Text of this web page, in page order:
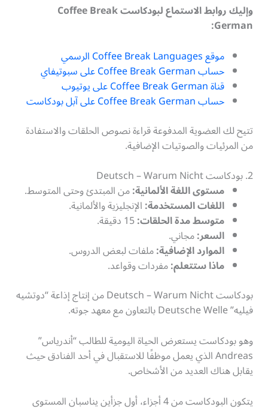
وإليك روابط الاستماع لبودكاست Coffee Break
German:
موقع Coffee Break Languages الرسمي
حساب Coffee Break German على سبوتيفاي
قناة Coffee Break German على يوتيوب
حساب Coffee Break German على آبل بودكاست
تتيح لك العضوية المدفوعة قراءة نصوص الحلقات والاستفادة
من المرئيات والصوتيات الإضافية.
2. بودكاست Deutsch – Warum Nicht
مستوى اللغة الألمانية:من المبتدئ وحتى المتوسط.
اللغات المستخدمة:الإنجليزية والألمانية.
متوسط مدة الحلقات:
السعر:مجاني.
الموارد الإضافية:ملفات لبعض الدروس.
ماذا ستتعلم:مفردات وقواعد.
بودكاست Deutsch – Warum Nicht من إنتاج إذاعة “دوتشيه
فيليه” Deutsche Welle بالتعاون مع معهد جوته.
وهو بودكاست يستعرض الحياة اليومية للطالب “أندرياس”
Andreas الذي يعمل موظفًا للاستقبال في أحد الفنادق حيث
يقابل هناك العديد من الأشخاص.
يتكون البودكاست من 4 أجزاء، أول جزأين يناسبان المستوى